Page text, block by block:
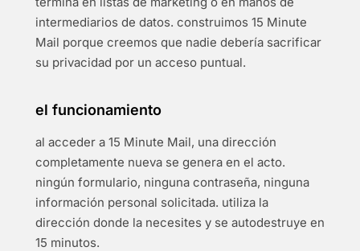
intermediarios de datos. construimos 15 Minute
Mail porque creemos que nadie debería sacrificar
su privacidad por un acceso puntual.
el funcionamiento
al acceder a 15 Minute Mail, una dirección
completamente nueva se genera en el acto.
ningún formulario, ninguna contraseña, ninguna
información personal solicitada. utiliza la
dirección donde la necesites y se autodestruye en
15 minutos.